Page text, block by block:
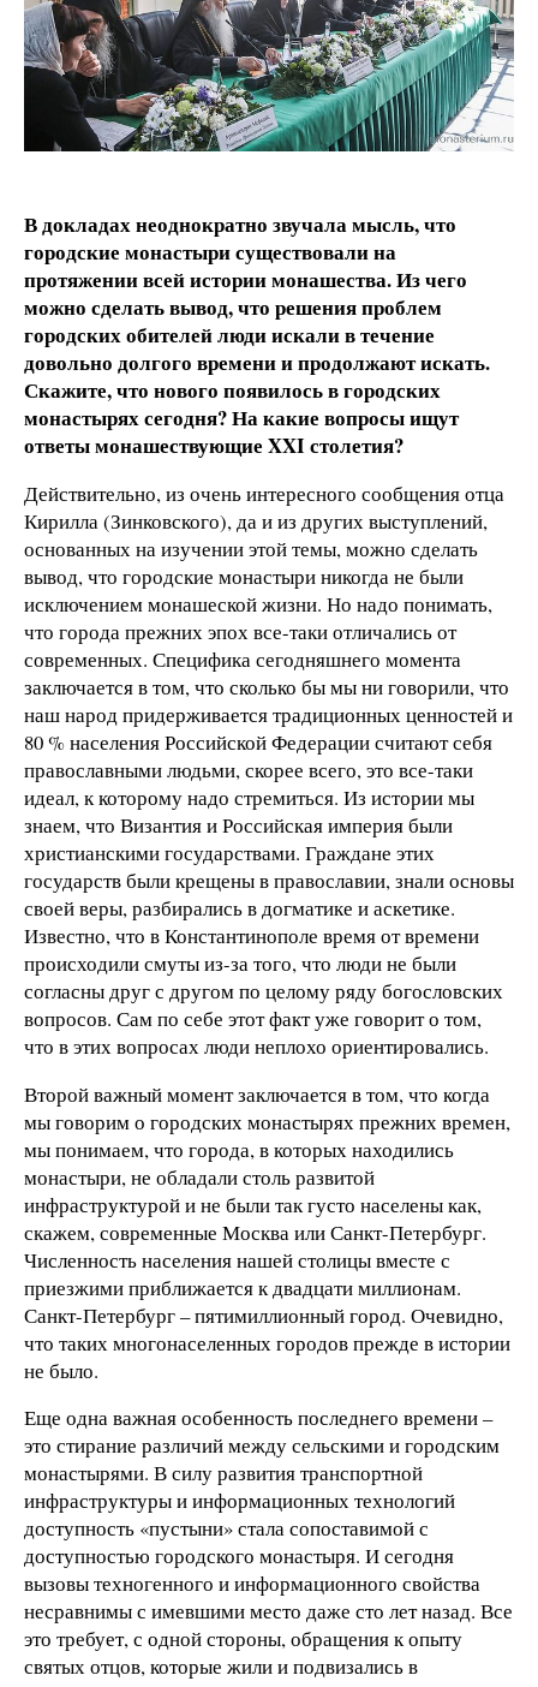
В докладах неоднократно звучала мысль, что
городские монастыри существовали на
протяжении всей истории монашества. Из чего
можно сделать вывод, что решения проблем
городских обителей люди искали в течение
довольно долгого времени и продолжают искать.
Скажите, что нового появилось в городских
монастырях сегодня? На какие вопросы ищут
ответы монашествующие XXI столетия?
Действительно, из очень интересного сообщения отца
Кирилла (Зинковского), да и из других выступлений,
основанных на изучении этой темы, можно сделать
вывод, что городские монастыри никогда не были
исключением монашеской жизни. Но надо понимать,
что города прежних эпох все-таки отличались от
современных. Специфика сегодняшнего момента
заключается в том, что сколько бы мы ни говорили, что
наш народ придерживается традиционных ценностей и
80 % населения Российской Федерации считают себя
православными людьми, скорее всего, это все-таки
идеал, к которому надо стремиться. Из истории мы
знаем, что Византия и Российская империя были
христианскими государствами. Граждане этих
государств были крещены в православии, знали основы
своей веры, разбирались в догматике и аскетике.
Известно, что в Константинополе время от времени
происходили смуты из-за того, что люди не были
согласны друг с другом по целому ряду богословских
вопросов. Сам по себе этот факт уже говорит о том,
что в этих вопросах люди неплохо ориентировались.
Второй важный момент заключается в том, что когда
мы говорим о городских монастырях прежних времен,
мы понимаем, что города, в которых находились
монастыри, не обладали столь развитой
инфраструктурой и не были так густо населены как,
скажем, современные Москва или Санкт-Петербург.
Численность населения нашей столицы вместе с
приезжими приближается к двадцати миллионам.
Санкт-Петербург – пятимиллионный город. Очевидно,
что таких многонаселенных городов прежде в истории
не было.
Еще одна важная особенность последнего времени –
это стирание различий между сельскими и городским
монастырями. В силу развития транспортной
инфраструктуры и информационных технологий
доступность «пустыни» стала сопоставимой с
доступностью городского монастыря. И сегодня
вызовы техногенного и информационного свойства
несравнимы с имевшими место даже сто лет назад. Все
это требует, с одной стороны, обращения к опыту
святых отцов, которые жили и подвизались в